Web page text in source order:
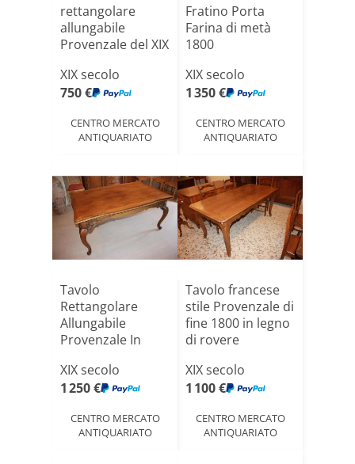
rettangolare
allungabile
Provenzale del XIX
XIX secolo
750 €
CENTRO MERCATO
ANTIQUARIATO
Fratino Porta
Farina di metà
1800
XIX secolo
1 350 €
CENTRO MERCATO
ANTIQUARIATO
Tavolo
Rettangolare
Allungabile
Provenzale In
s[...]
XIX secolo
1 250 €
CENTRO MERCATO
ANTIQUARIATO
Tavolo francese
stile Provenzale di
fine 1800 in legno
di rovere
XIX secolo
1 100 €
CENTRO MERCATO
ANTIQUARIATO